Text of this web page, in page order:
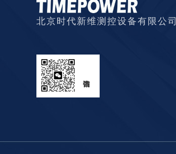
北京时代新维测控设备有限公司